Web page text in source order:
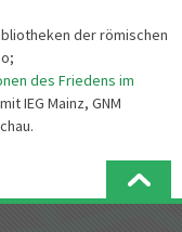
der römischen
des Friedens im
IEG Mainz, GNM